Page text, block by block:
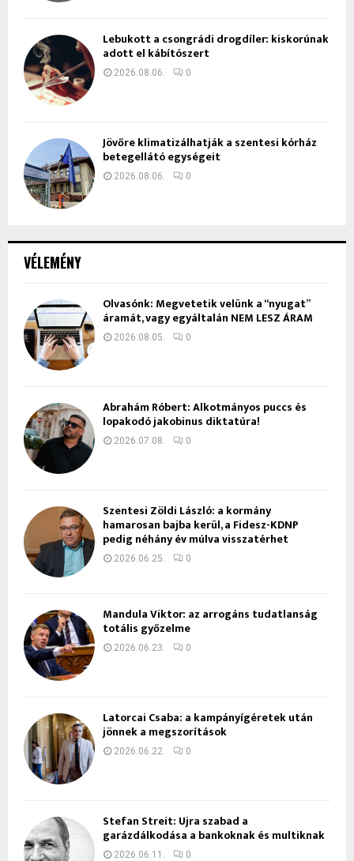
VÉLEMÉNY
Olvasónk: Megvetetik velünk a “nyugat”
áramát, vagy egyáltalán NEM LESZ ÁRAM
2026.08.05. 0
Ábrahám Róbert: Alkotmányos puccs és
lopakodó jakobinus diktatúra!
2026.07.08. 0
Szentesi Zöldi László: a kormány
hamarosan bajba kerül, a Fidesz-KDNP
pedig néhány év múlva visszatérhet
2026.06.25. 0
Mandula Viktor: az arrogáns tudatlanság
totális győzelme
2026.06.23. 0
Latorcai Csaba: a kampányígéretek után
jönnek a megszorítások
2026.06.22. 0
Stefan Streit: Újra szabad a
garázdálkodása a bankoknak és multiknak
2026.06.11. 0
Lebukott a csongrádi drogdíler: kiskorúnak
adott el kábítószert
2026.08.06. 0
Jövőre klimatizálhatják a szentesi kórház
betegellátó egységeit
2026.08.06. 0